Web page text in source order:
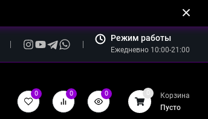
Режим работы
Ежедневно 10:00-21:00
0 0 0 0
Корзина
Пусто